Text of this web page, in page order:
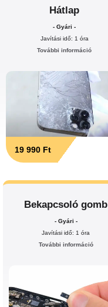
Hátlap
- Gyári -
Javítási idő: 1 óra
További információ
19 990 Ft
Bekapcsoló gomb
- Gyári -
Javítási idő: 1 óra
További információ